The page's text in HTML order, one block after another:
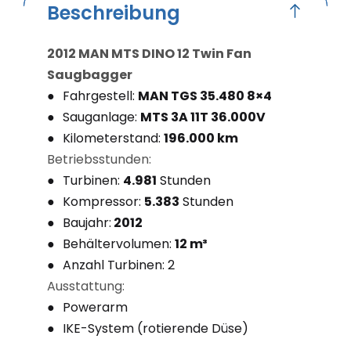
Beschreibung
2012 MAN MTS DINO 12 Twin Fan
Saugbagger
Fahrgestell: MAN TGS 35.480 8×4
Sauganlage: MTS 3A 11T 36.000V
Kilometerstand: 196.000 km
Betriebsstunden:
Turbinen: 4.981 Stunden
Kompressor: 5.383 Stunden
Baujahr: 2012
Behältervolumen: 12 m³
Anzahl Turbinen: 2
Ausstattung:
Powerarm
IKE-System (rotierende Düse)